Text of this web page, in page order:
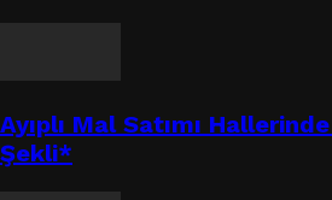
Ayıplı Mal Satımı
Şekli*